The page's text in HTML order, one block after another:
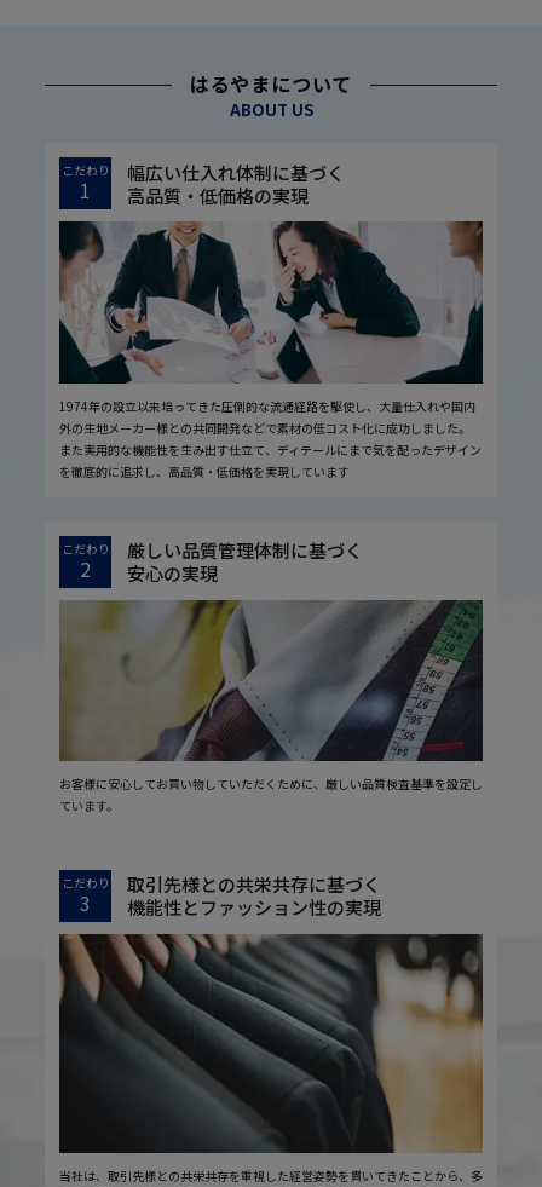
はるやまについて
ABOUT US
こだわり
1
幅広い仕入れ体制に基づく
高品質・低価格の実現
1974年の設立以来培ってきた圧倒的な流通経路を駆使し、大量仕入れや国内
外の生地メーカー様との共同開発などで素材の低コスト化に成功しました。
また実用的な機能性を生み出す仕立て、ディテールにまで気を配ったデザイン
を徹底的に追求し、高品質・低価格を実現しています
こだわり
2
厳しい品質管理体制に基づく
安心の実現
お客様に安心してお買い物していただくために、厳しい品質検査基準を設定し
ています。
こだわり
3
取引先様との共栄共存に基づく
機能性とファッション性の実現
当社は、取引先様との共栄共存を重視した経営姿勢を貫いてきたことから、多